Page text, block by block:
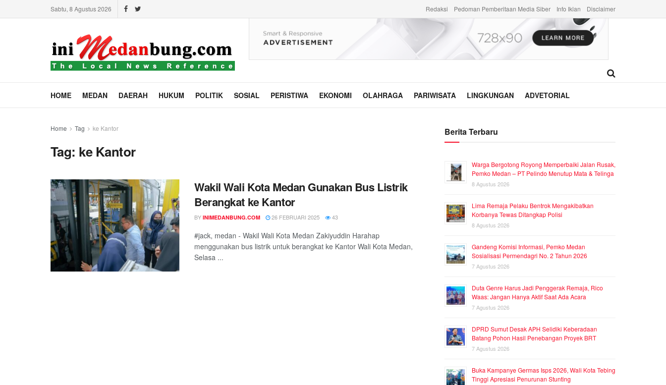
Sabtu, 8 Agustus 2026 Redaksi Pedoman Pemberitaan Media Siber Info Iklan Disclaimer
HOME MEDAN DAERAH HUKUM POLITIK SOSIAL PERISTIWA EKONOMI OLAHRAGA PARIWISATA LINGKUNGAN ADVETORIAL
Home Tag ke Kantor
Tag: ke Kantor
Wakil Wali Kota Medan Gunakan Bus Listrik
Berangkat ke Kantor
BY INIMEDANBUNG.COM 26 FEBRUARI 2025 43
#jack, medan - Wakil Wali Kota Medan Zakiyuddin Harahap
menggunakan bus listrik untuk berangkat ke Kantor Wali Kota Medan,
Selasa ...
Berita Terbaru
Warga Bergotong Royong Memperbaiki Jalan Rusak,
Pemko Medan – PT Pelindo Menutup Mata & Telinga
8 Agustus 2026
Lima Remaja Pelaku Bentrok Mengakibatkan
Korbanya Tewas Ditangkap Polisi
8 Agustus 2026
Gandeng Komisi Informasi, Pemko Medan
Sosialisasi Permendagri No. 2 Tahun 2026
7 Agustus 2026
Duta Genre Harus Jadi Penggerak Remaja, Rico
Waas: Jangan Hanya Aktif Saat Ada Acara
7 Agustus 2026
DPRD Sumut Desak APH Selidiki Keberadaan
Batang Pohon Hasil Penebangan Proyek BRT
7 Agustus 2026
Buka Kampanye Germas Isps 2026, Wali Kota Tebing
Tinggi Apresiasi Penurunan Stunting